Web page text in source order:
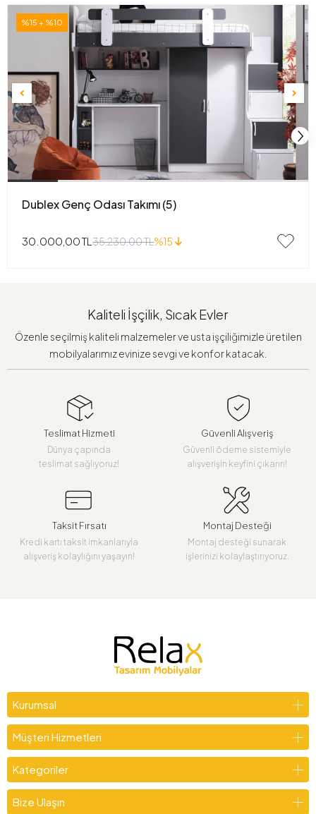
%15 + %10
Dublex Genç Odası Takımı (5)
30.000,00 TL 35.230,00 TL%15
Kaliteli İşçilik, Sıcak Evler
Özenle seçilmiş kaliteli malzemeler ve usta işçiliğimizle üretilen
mobilyalarımız evinize sevgi ve konfor katacak.
Teslimat Hizmeti
Dünya çapında
teslimat sağlıyoruz!
Güvenli Alışveriş
Güvenli ödeme sistemiyle
alışverişin keyfini çıkarın!
Taksit Fırsatı
Kredi kartı taksit imkanlarıyla
alışveriş kolaylığını yaşayın!
Montaj Desteği
Montaj desteği sunarak
işlerinizi kolaylaştırıyoruz.
Kurumsal
Müşteri Hizmetleri
Kategoriler
Bize Ulaşın